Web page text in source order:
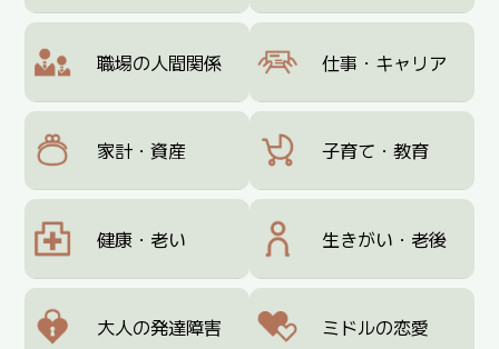
職場の人間関係 仕事・キャリア
家計・資産 子育て・教育
健康・老い 生きがい・老後
大人の発達障害 ミドルの恋愛